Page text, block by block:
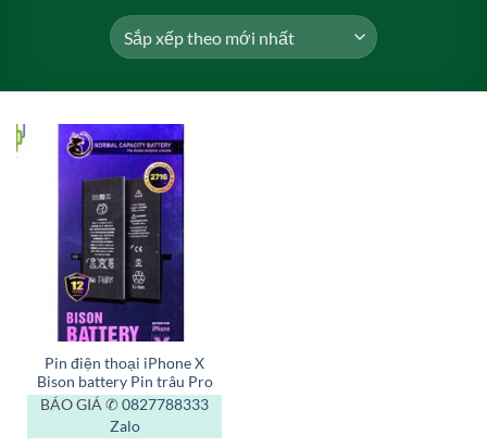
Pin điện thoại iPhone X
Bison battery Pin trâu Pro
BÁO GIÁ ✆ 0827788333
Zalo